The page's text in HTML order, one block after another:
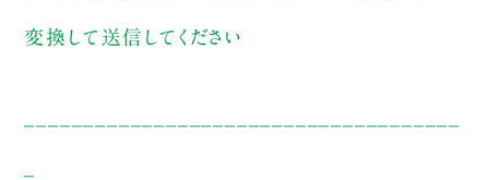
変換して送信してください